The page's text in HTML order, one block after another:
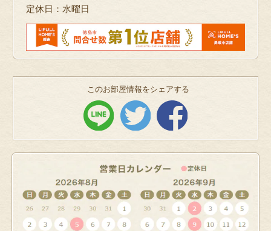
定休日：水曜日
このお部屋情報をシェアする